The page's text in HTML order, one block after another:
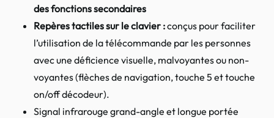
des fonctions secondaires
Repères tactiles sur le clavier :conçus pour faciliter
l’utilisation de la télécommande par les personnes
avec une déficience visuelle, malvoyantes ou non-
voyantes (flèches de navigation, touche 5 et touche
on/off décodeur).
Signal infrarouge grand-angle et longue portée